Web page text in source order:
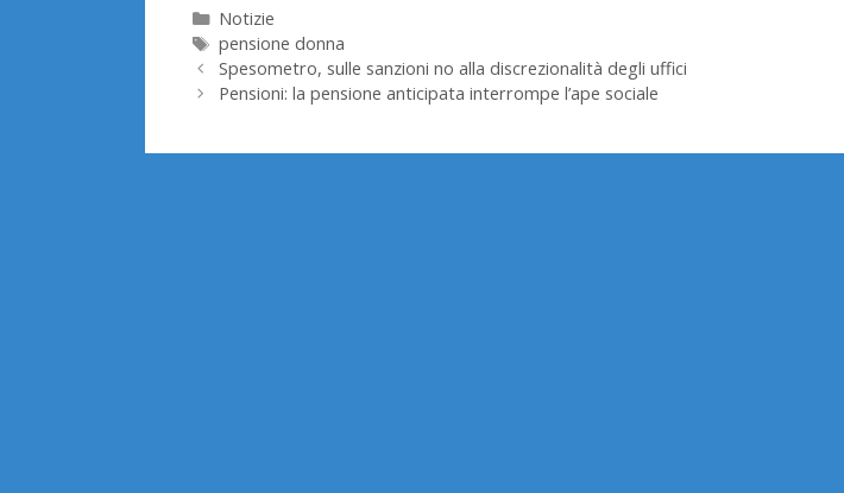
Categorie
Notizie
Tag
pensione donna
Spesometro, sulle sanzioni no alla discrezionalità degli uffici
Pensioni: la pensione anticipata interrompe l’ape sociale